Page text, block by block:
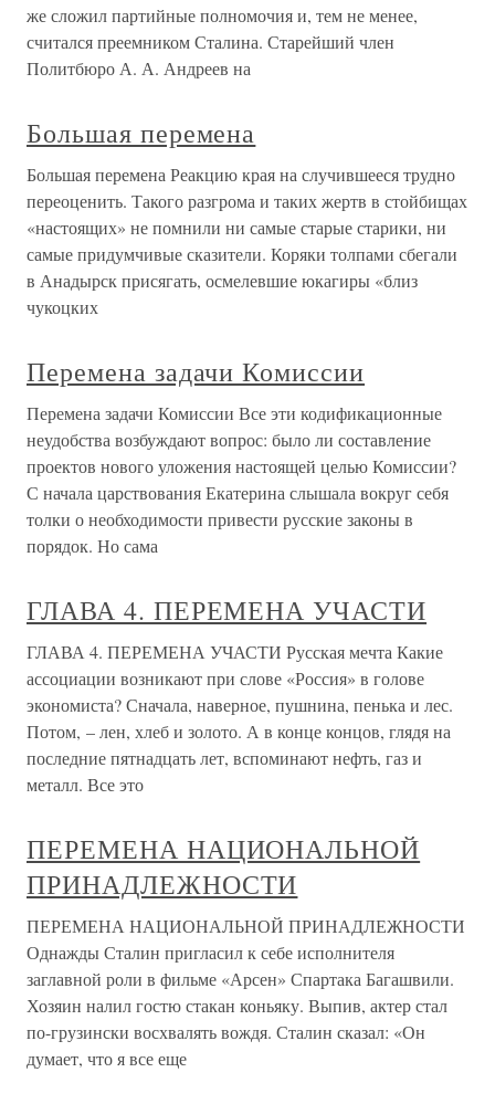
же сложил партийные полномочия и, тем не менее,
считался преемником Сталина. Старейший член
Политбюро А. А. Андреев на
Большая перемена
Большая перемена Реакцию края на случившееся трудно
переоценить. Такого разгрома и таких жертв в стойбищах
«настоящих» не помнили ни самые старые старики, ни
самые придумчивые сказители. Коряки толпами сбегали
в Анадырск присягать, осмелевшие юкагиры «близ
чукоцких
Перемена задачи Комиссии
Перемена задачи Комиссии Все эти кодификационные
неудобства возбуждают вопрос: было ли составление
проектов нового уложения настоящей целью Комиссии?
С начала царствования Екатерина слышала вокруг себя
толки о необходимости привести русские законы в
порядок. Но сама
ГЛАВА 4. ПЕРЕМЕНА УЧАСТИ
ГЛАВА 4. ПЕРЕМЕНА УЧАСТИ Русская мечта Какие
ассоциации возникают при слове «Россия» в голове
экономиста? Сначала, наверное, пушнина, пенька и лес.
Потом, – лен, хлеб и золото. А в конце концов, глядя на
последние пятнадцать лет, вспоминают нефть, газ и
металл. Все это
ПЕРЕМЕНА НАЦИОНАЛЬНОЙ
ПРИНАДЛЕЖНОСТИ
ПЕРЕМЕНА НАЦИОНАЛЬНОЙ ПРИНАДЛЕЖНОСТИ
Однажды Сталин пригласил к себе исполнителя
заглавной роли в фильме «Арсен» Спартака Багашвили.
Хозяин налил гостю стакан коньяку. Выпив, актер стал
по-грузински восхвалять вождя. Сталин сказал: «Он
думает, что я все еще